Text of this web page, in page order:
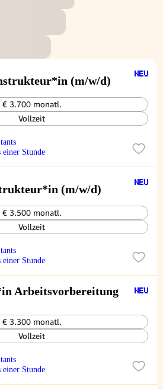
(m/w/d)
€ 3.700 monatl.
Vollzeit
einer Stunde
(m/w/d)
€ 3.500 monatl.
Vollzeit
einer Stunde
Arbeitsvorbereitung
€ 3.300 monatl.
Vollzeit
einer Stunde